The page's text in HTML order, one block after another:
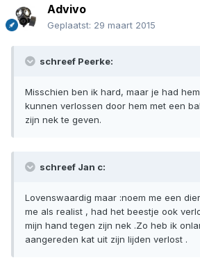
Advivo
Geplaatst: 29 maart 2015
schreef Peerke:
Misschien ben ik hard, maar je had
kunnen verlossen door hem met een
zijn nek te geven.
schreef Jan c:
Lovenswaardig maar :noem me een
me als realist , had het beestje ook
mijn hand tegen zijn nek .Zo heb ik
aangereden kat uit zijn lijden verlost .